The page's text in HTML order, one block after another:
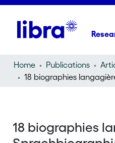
Home Publications
18 biographies